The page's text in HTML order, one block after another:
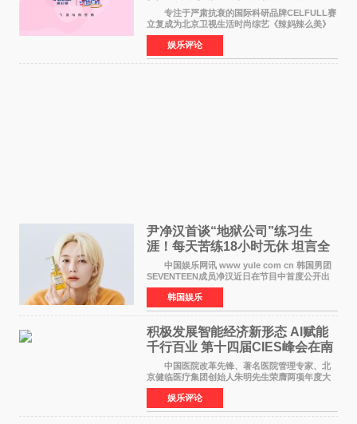
活力美
专注于严肃抗衰的国际科研品牌CELFULL赛
立复成为北京卫视生活时尚综艺《辣妈辣么美》
的特别赞助商,明星辣妈袁咏仪倾情参与，向广大
都市女性传递健康生活新主张，寄语当代女性在
家庭与自我之间
娱乐评论
尹净汉首谈“地狱公司”练习生
涯！每天苦练18小时无休 坦言全
靠成员撑过来
中国娱乐网讯 www yule com cn 韩国男团
SEVENTEEN成员净汉近日在节目中首度公开出
道前的残酷练习生经历，并提及经纪公司Pledis
娱乐，引发广泛关注。 在8月2日播出的日本
TBS综艺节目《周
韩国娱乐
积极发展智能经济新形态 Al赋能
千行百业 第十四届CIES峰会在南
京盛大召开
中国医院改革先锋、著名医院管理专家、北
京健临医疗集团创始人朱明先生荣膺两项年度大
奖 2026年7月31日，盛夏金陵，长江之畔，
以重落地·真务实·强链接为主题的2026&lsquo;人
工智能+&rsquo
娱乐评论